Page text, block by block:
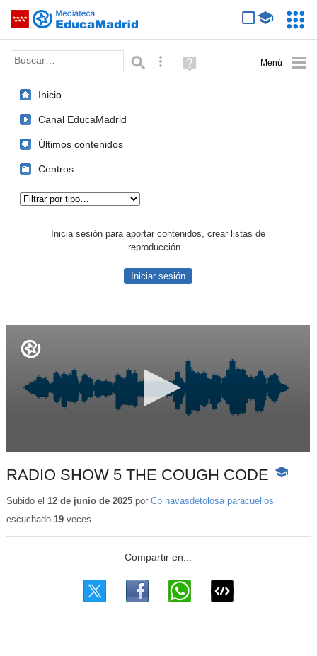
Saltar navegación
Palabra o frase: Búsqueda avanzada
Ayuda
(en
Inicio
Canal EducaMadrid
Últimos contenidos
Centros
Inicia sesión para aportar contenidos, crear listas de
reproducción...
Iniciar sesión
RADIO SHOW 5 THE COUGH CODE
-
educativo
Subido el 12 de junio de 2025por Cp navasdetolosa paracuellos
escuchado 19veces